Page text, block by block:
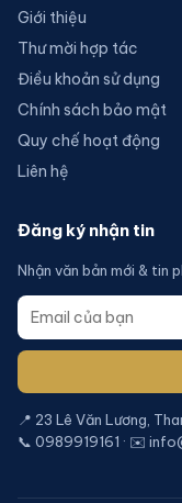
Giới thiệu
Thư mời hợp tác
Điều khoản sử dụng
Chính sách bảo mật
Quy chế hoạt động
Liên hệ
Đăng ký nhận tin
Nhận văn bản mới & tin
📍 23 Lê Văn Lương,
📞 0989919161 · ✉️